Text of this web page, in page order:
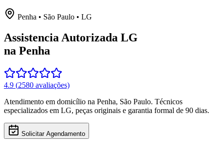
Penha • São Paulo • LG
Assistencia Autorizada LG
na Penha
4.9 (2580 avaliações)
Atendimento em domicílio na Penha, São Paulo. Técnicos
especializados em LG, peças originais e garantia formal de 90 dias.
Solicitar Agendamento